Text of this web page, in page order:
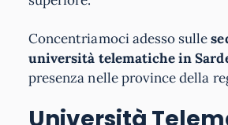
Concentriamoci adesso sulle
università telematiche in
presenza nelle province della
Università